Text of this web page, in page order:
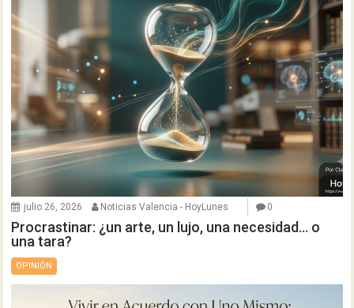
julio 26, 2026 Noticias Valencia - HoyLunes 0
Procrastinar: ¿un arte, un lujo, una necesidad… o
una tara?
OPINIÓN